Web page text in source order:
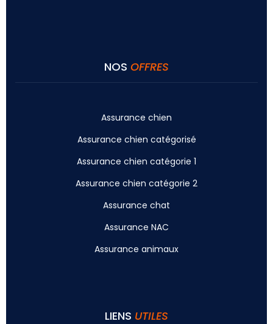
NOS OFFRES
Assurance chien
Assurance chien catégorisé
Assurance chien catégorie 1
Assurance chien catégorie 2
Assurance chat
Assurance NAC
Assurance animaux
LIENS UTILES